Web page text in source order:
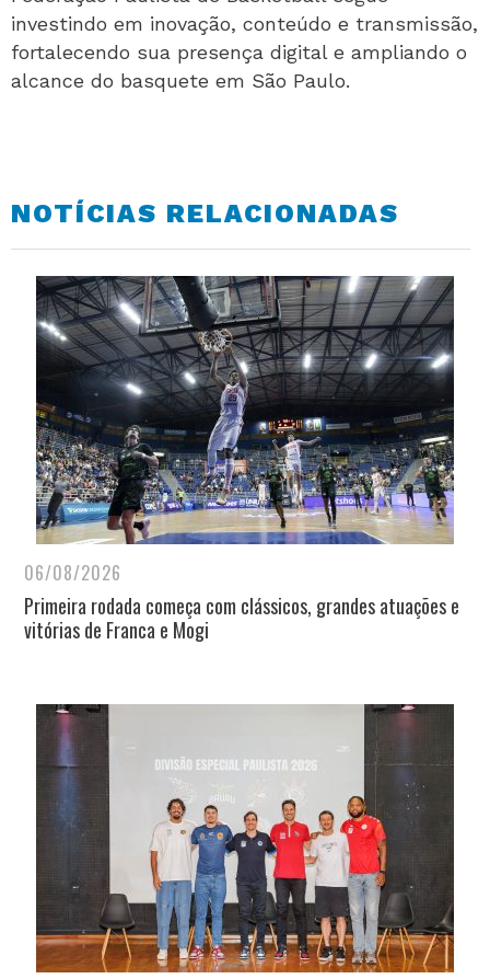
investindo em inovação, conteúdo e transmissão,
fortalecendo sua presença digital e ampliando o
alcance do basquete em São Paulo.
NOTÍCIAS RELACIONADAS
06/08/2026
Primeira rodada começa com clássicos, grandes atuações e
vitórias de Franca e Mogi